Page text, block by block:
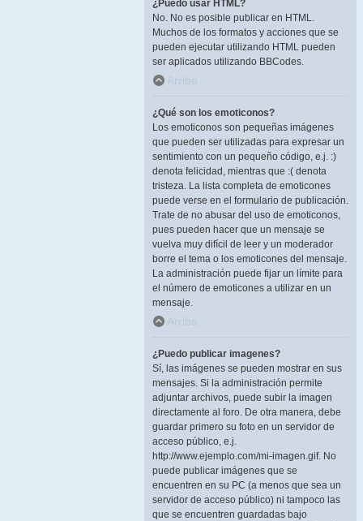
¿Puedo usar HTML?
No. No es posible publicar en HTML.
Muchos de los formatos y acciones que se
pueden ejecutar utilizando HTML pueden
ser aplicados utilizando BBCodes.
Arriba
¿Qué son los emoticonos?
Los emoticonos son pequeñas imágenes
que pueden ser utilizadas para expresar un
sentimiento con un pequeño código, e.j. :)
denota felicidad, mientras que :( denota
tristeza. La lista completa de emoticones
puede verse en el formulario de publicación.
Trate de no abusar del uso de emoticonos,
pues pueden hacer que un mensaje se
vuelva muy difícil de leer y un moderador
borre el tema o los emoticones del mensaje.
La administración puede fijar un límite para
el número de emoticones a utilizar en un
mensaje.
Arriba
¿Puedo publicar imagenes?
Sí, las imágenes se pueden mostrar en sus
mensajes. Si la administración permite
adjuntar archivos, puede subir la imagen
directamente al foro. De otra manera, debe
guardar primero su foto en un servidor de
acceso público, e.j.
http://www.ejemplo.com/mi-imagen.gif. No
puede publicar imágenes que se
encuentren en su PC (a menos que sea un
servidor de acceso público) ni tampoco las
que se encuentren guardadas bajo